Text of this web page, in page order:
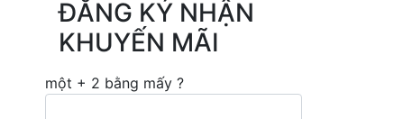
ĐĂNG KÝ NHẬN
KHUYẾN MÃI
một + 2 bằng mấy ?